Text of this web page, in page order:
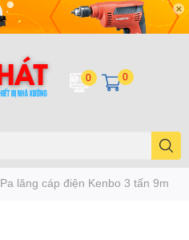
0 0
Pa lăng cáp điện Kenbo 3 tấn 9m